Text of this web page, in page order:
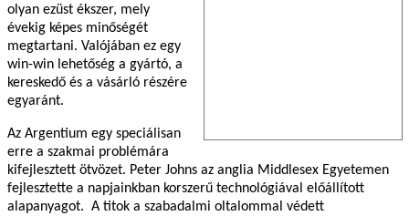
olyan ezüst ékszer, mely
évekig képes minőségét
megtartani. Valójában ez egy
win-win lehetőség a gyártó, a
kereskedő és a vásárló részére
egyaránt.
Az Argentium egy speciálisan
erre a szakmai problémára
kifejlesztett ötvözet. Peter Johns az anglia Middlesex Egyetemen
fejlesztette a napjainkban korszerű technológiával előállított
alapanyagot. A titok a szabadalmi oltalommal védett